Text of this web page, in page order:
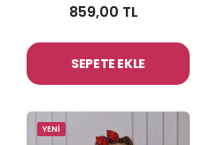
859,00 TL
SEPETE EKLE
YENİ